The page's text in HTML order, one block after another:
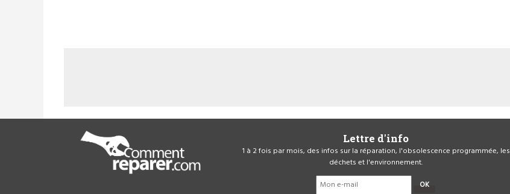
Lettre d'info
1 à 2 fois par mois, des infos sur la réparation, l'obsolescence programmée, les
déchets et l'environnement.
OK